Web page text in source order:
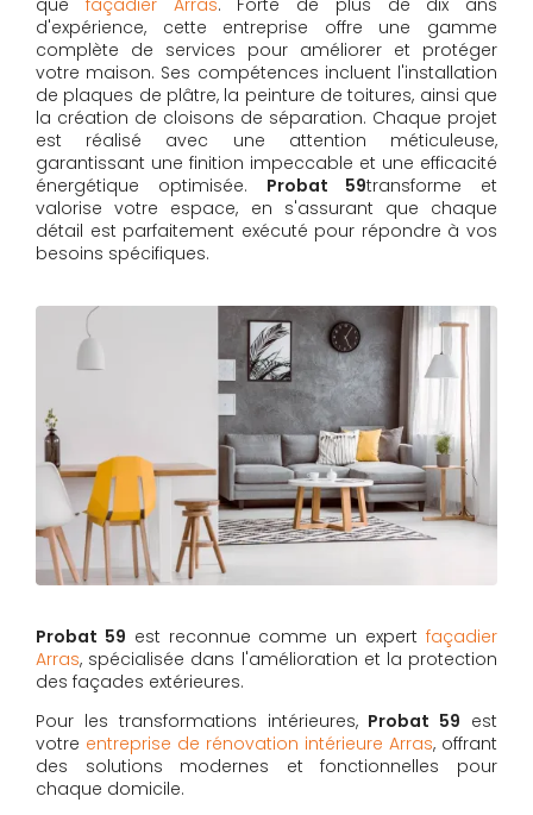
que façadier Arras. Forte de plus de dix ans
d'expérience, cette entreprise offre une gamme
complète de services pour améliorer et protéger
votre maison. Ses compétences incluent l'installation
de plaques de plâtre, la peinture de toitures, ainsi que
la création de cloisons de séparation. Chaque projet
est réalisé avec une attention méticuleuse,
garantissant une finition impeccable et une efficacité
énergétique optimisée. Probat 59transforme et
valorise votre espace, en s'assurant que chaque
détail est parfaitement exécuté pour répondre à vos
besoins spécifiques.
Probat 59 est reconnue comme un expertfaçadier
Arras, spécialisée dans l'amélioration et la protection
des façades extérieures.
Pour les transformations intérieures, Probat 59 est
votre entreprise de rénovation intérieure Arras, offrant
des solutions modernes et fonctionnelles pour
chaque domicile.